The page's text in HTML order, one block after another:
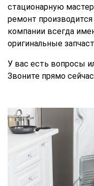
стационарную
ремонт
компании всегда
оригинальные
У вас есть вопросы
Звоните прямо